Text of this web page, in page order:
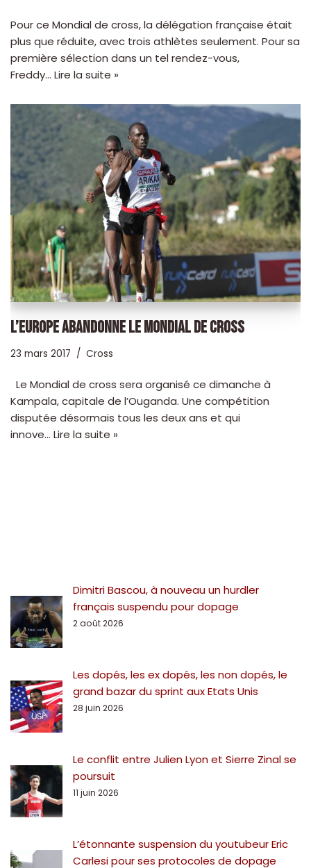
Pour ce Mondial de cross, la délégation française était
plus que réduite, avec trois athlètes seulement. Pour sa
première sélection dans un tel rendez-vous,
Freddy… Lire la suite »
L’EUROPE ABANDONNE LE MONDIAL DE CROSS
23 mars 2017 Cross
Le Mondial de cross sera organisé ce dimanche à
Kampala, capitale de l’Ouganda. Une compétition
disputée désormais tous les deux ans et qui
innove… Lire la suite »
Dimitri Bascou, à nouveau un hurdler
français suspendu pour dopage
2 août 2026
Les dopés, les ex dopés, les non dopés, le
grand bazar du sprint aux Etats Unis
28 juin 2026
Le conflit entre Julien Lyon et Sierre Zinal se
poursuit
11 juin 2026
L’étonnante suspension du youtubeur Eric
Carlesi pour ses protocoles de dopage